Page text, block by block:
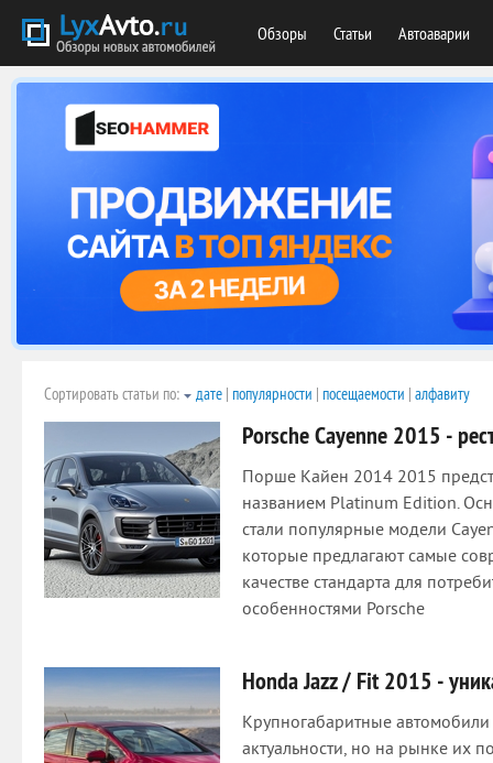
Обзоры Статьи Автоаварии
Сортировать статьи по: дате | популярности | посещаемости | алфавиту
Porsche Cayenne 2015 -
Порше Кайен 2014 2015
названием Platinum Edition.
стали популярные модели
которые предлагают самые
качестве стандарта для
особенностями Porsche
Honda Jazz / Fit 2015 -
Крупногабаритные автомобили
актуальности, но на рынке их